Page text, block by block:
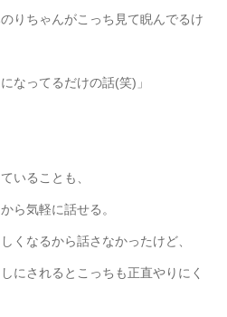
りちゃんがこっち見て睨んでるけ
なってるだけの話(笑)」
いることも、
ら気軽に話せる。
くなるから話さなかったけど、
にされるとこっちも正直やりにく